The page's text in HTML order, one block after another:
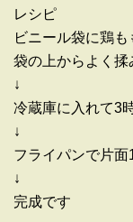
レシピ
ビニール袋に鶏
袋の上からよく揉
↓
冷蔵庫に入れて3
↓
フライパンで片面
↓
完成です